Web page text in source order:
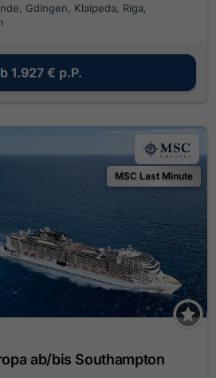
Gdingen, Klaipeda, Riga,
1.927 € p.P.
MSC Last Minute
ab/bis Southampton